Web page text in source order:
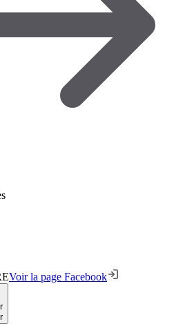
Voir la page Facebook